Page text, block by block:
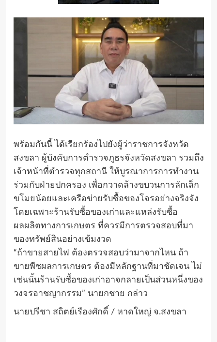
พร้อมกันนี้ ได้เรียกร้องไปยังผู้ว่าราชการจังหวัด
สงขลา ผู้บังคับการตำรวจภูธรจังหวัดสงขลา รวมถึง
เจ้าหน้าที่ตำรวจทุกสถานี ให้บูรณาการการทำงาน
ร่วมกับฝ่ายปกครอง เพื่อกวาดล้างขบวนการลักเล็ก
ขโมยน้อยและเครือข่ายรับซื้อของโจรอย่างจริงจัง
โดยเฉพาะร้านรับซื้อของเก่าและแหล่งรับซื้อ
ผลผลิตทางการเกษตร ที่ควรมีการตรวจสอบที่มา
ของทรัพย์สินอย่างเข้มงวด
“ถ้าขายสายไฟ ต้องตรวจสอบว่ามาจากไหน ถ้า
ขายพืชผลการเกษตร ต้องมีหลักฐานที่มาชัดเจน ไม่
เช่นนั้นร้านรับซื้อของเก่าอาจกลายเป็นส่วนหนึ่งของ
วงจรอาชญากรรม” นายกชาย กล่าว
นายปรีชา สถิตย์เรืองศักดิ์ / หาดใหญ่ จ.สงขลา